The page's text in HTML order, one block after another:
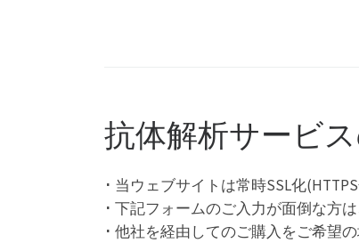
抗体解析サービ
･ 当ウェブサイトは常時SSL化
･ 下記フォームのご入力が面倒な方は
･ 他社を経由してのご購入をご希望